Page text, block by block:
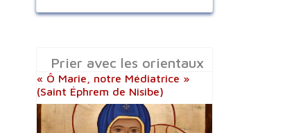
Prier avec les orientaux
« Ô Marie, notre Médiatrice »
(Saint Éphrem de Nisibe)